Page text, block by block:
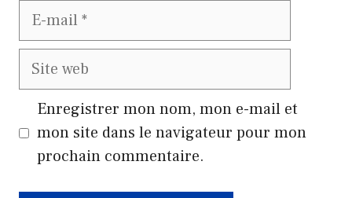
E-
mail
Site
web
Enregistrer mon nom, mon e-mail et
mon site dans le navigateur pour mon
prochain commentaire.